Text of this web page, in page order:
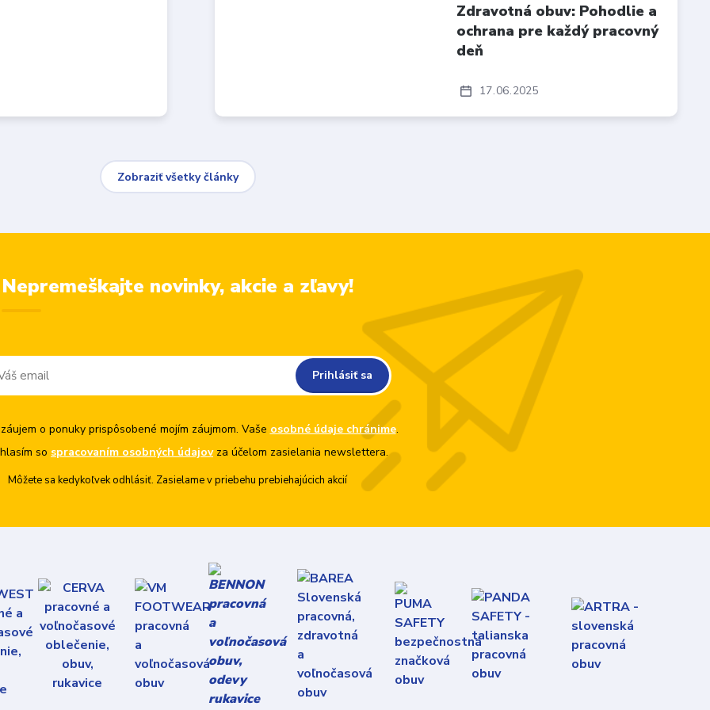
17 06 2025
Zdravotná obuv: Pohodlie a
ochrana pre každý pracovný
deň
Zobraziť všetky články
Nepremeškajte novinky, akcie a zľavy!
Prihlásiť sa
o ponuky prispôsobené mojím záujmom. Vaše osobné údaje chránime.
so spracovaním osobných údajovza účelom zasielania newslettera.
Môžete sa kedykoľvek odhlásiť. Zasielame v priebehu prebiehajúcich akcií